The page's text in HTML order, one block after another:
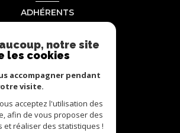
ADHÉRENTS
Nous adhérons
notre site
les cookies
accompagner pendant
visite.
acceptez l'utilisation des
afin de vous proposer des
et réaliser des statistiques !